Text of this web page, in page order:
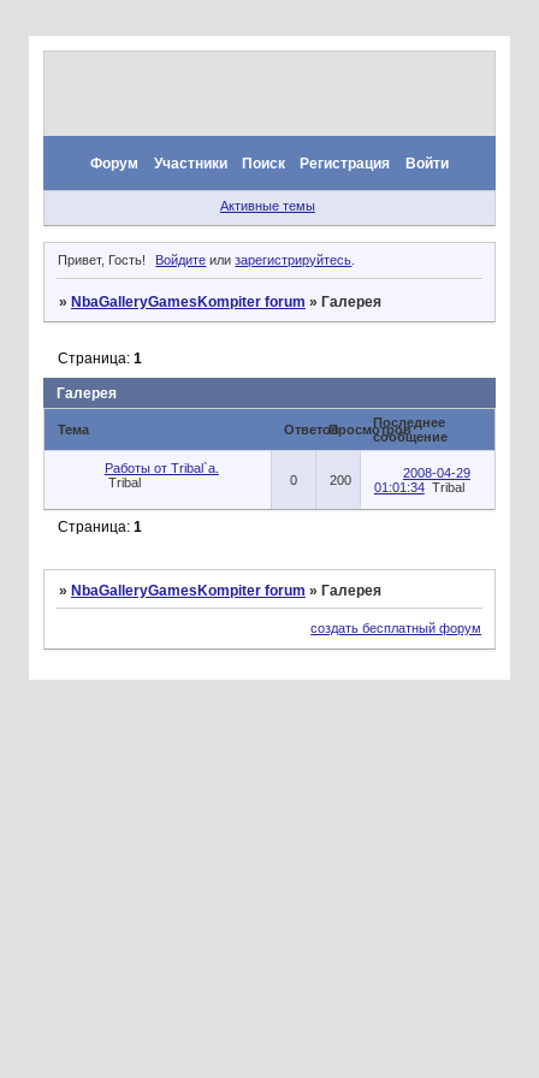
Форум Участники Поиск Регистрация Войти
Активные темы
Привет, Гость! Войдите илизарегистрируйтесь.
» NbaGalleryGamesKompiter forum » Галерея
Галерея
Страница: 1
Тема ОтветовПросмотровПоследнее
сообщение
Работы от Tribal`a.
Tribal
0 200
2008-04-29
01:01:34 Tribal
Страница: 1
» NbaGalleryGamesKompiter forum » Галерея
создать бесплатный форум